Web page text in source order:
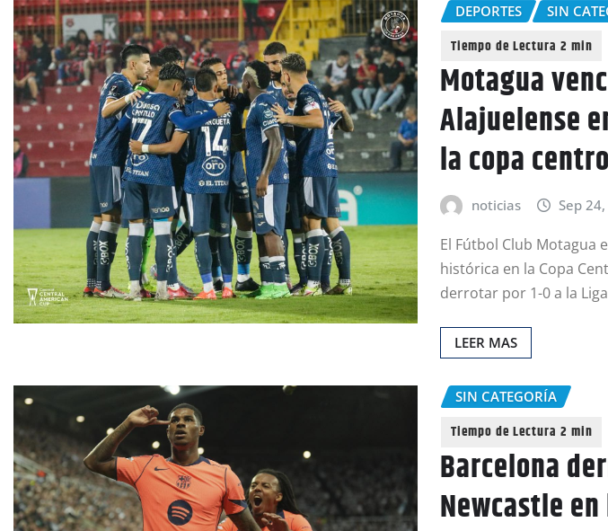
DEPORTES SIN
Motagua
Alajuelense
la copa
noticias Sep
El Fútbol Club Motagua
histórica en la Copa
derrotar por 1-0 a la
LEER MAS
SIN CATEGORÍA
Barcelona
Newcastle